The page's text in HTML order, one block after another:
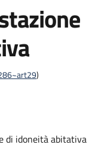
)
di idoneità abitativa